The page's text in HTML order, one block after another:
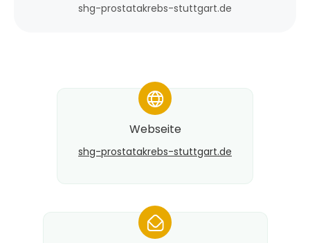
shg-prostatakrebs-stuttgart.de
*
Webseite
shg-prostatakrebs-stuttgart.de
*